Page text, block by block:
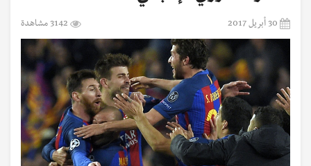
30 أبريل 2017 3142 مشاهدة